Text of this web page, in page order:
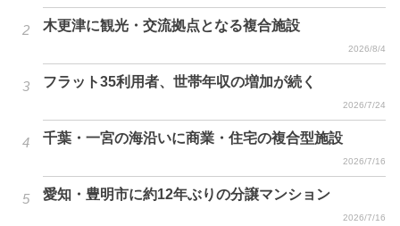
木更津に観光・交流拠点となる複合施設
2026/8/4
フラット35利用者、世帯年収の増加が続く
2026/7/24
千葉・一宮の海沿いに商業・住宅の複合型施設
2026/7/16
愛知・豊明市に約12年ぶりの分譲マンション
2026/7/16